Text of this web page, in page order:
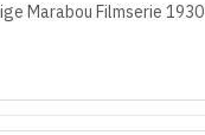
Marabou Filmserie 1930